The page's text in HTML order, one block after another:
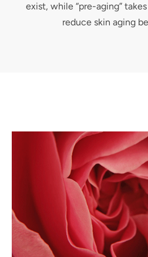
exist, while “pre-aging”
reduce skin aging